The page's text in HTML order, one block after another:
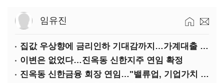
임유진
집값 우상향에 금리인하 기대감까지…가계대출 뇌관
이변은 없었다…진옥동 신한지주 연임 확정
진옥동 신한금융 회장 연임…"밸류업, 기업가치 키워"(상보)